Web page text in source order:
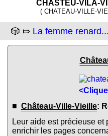
CHASTEU-VILA-
( CHATEAU-VILLE-
🎲 ⤇ La femme renard...
■ Château-Ville-Vieille:
Leur aide est précieuse et
enrichir les pages